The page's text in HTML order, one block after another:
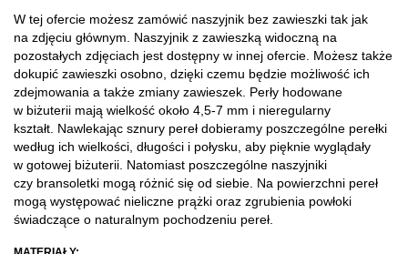
W tej ofercie możesz zamówić naszyjnik bez zawieszki tak jak
na zdjęciu głównym. Naszyjnik z zawieszką widoczną na
pozostałych zdjęciach jest dostępny w innej ofercie. Możesz także
dokupić zawieszki osobno, dzięki czemu będzie możliwość ich
zdejmowania a także zmiany zawieszek. ​ Perły hodowane
w biżuterii mają wielkość około 4,5-7 mm i nieregularny
kształt. Nawlekając sznury pereł dobieramy poszczególne perełki
według ich wielkości, długości i połysku, aby pięknie wyglądały
w gotowej biżuterii. Natomiast poszczególne naszyjniki
czy bransoletki mogą różnić się od siebie. Na powierzchni pereł
mogą występować nieliczne prążki oraz zgrubienia powłoki
świadczące o naturalnym pochodzeniu pereł.